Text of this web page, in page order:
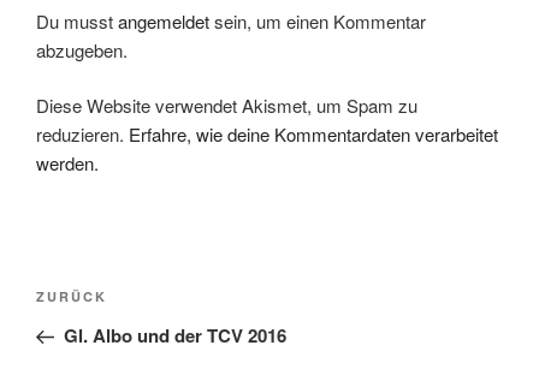
Du musstangemeldetsein, um einen Kommentar
abzugeben.
Diese Website verwendet Akismet, um Spam zu
reduzieren. Erfahre, wie deine Kommentardaten verarbeitet
werden.
Beitragsnavigation
Vorheriger
Beitrag
ZURÜCK
Gl. Albo und der TCV 2016